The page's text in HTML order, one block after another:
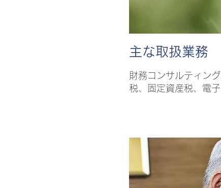
​主な取扱業務
財務コンサルティン
税、固定資産税、電